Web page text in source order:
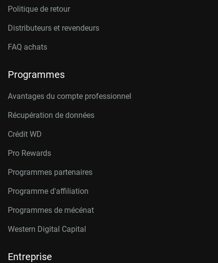
Politique de retour
Distributeurs et revendeurs
FAQ achats
Programmes
Avantages du compte professionnel
Récupération de données
Crédit WD
Pro Rewards
Programmes partenaires
Programme d'affiliation
Programmes de mécénat
Western Digital Capital
Entreprise